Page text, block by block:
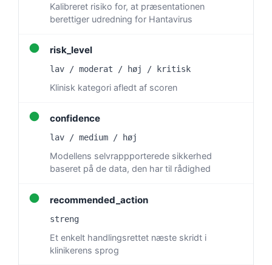
Kalibreret risiko for, at præsentationen
berettiger udredning for Hantavirus
● risk_level
lav / moderat / høj / kritisk
Klinisk kategori afledt af scoren
● confidence
lav / medium / høj
Modellens selvrappporterede sikkerhed
baseret på de data, den har til rådighed
● recommended_action
streng
Et enkelt handlingsrettet næste skridt i
klinikerens sprog
Tiếng Việt
Tagalog
ភាសាខ្មែរ
Kiswahili
አማርኛ
Українська
O‘zbekcha
Català
Қазақ тілі
Hrvatski